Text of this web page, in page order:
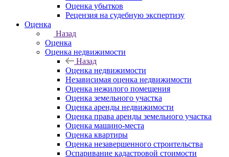
Оценка убытков
Рецензия на судебную экспертизу
Оценка
Назад
Оценка
Оценка недвижимости
Назад
Оценка недвижимости
Независимая оценка недвижимости
Оценка нежилого помещения
Оценка земельного участка
Оценка аренды недвижимости
Оценка права аренды земельного участка
Оценка машино-места
Оценка квартиры
Оценка незавершенного строительства
Оспаривание кадастровой стоимости